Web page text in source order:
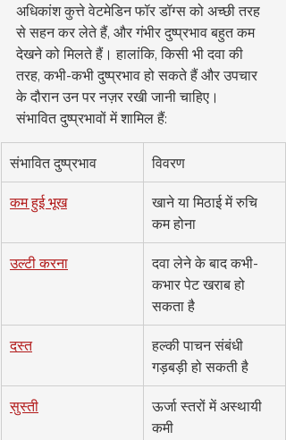
अधिकांश कुत्ते वेटमेडिन फॉर डॉग्स को अच्छी तरह
से सहन कर लेते हैं, और गंभीर दुष्प्रभाव बहुत कम
देखने को मिलते हैं। हालांकि, किसी भी दवा की
तरह, कभी-कभी दुष्प्रभाव हो सकते हैं और उपचार
के दौरान उन पर नज़र रखी जानी चाहिए।
संभावित दुष्प्रभावों में शामिल हैं:
संभावित दुष्प्रभाव विवरण
कम हुई भूख
खाने या मिठाई में रुचि
कम होना
उल्टी करना
दवा लेने के बाद कभी-
कभार पेट खराब हो
सकता है
दस्त
हल्की पाचन संबंधी
गड़बड़ी हो सकती है
सुस्ती
ऊर्जा स्तरों में अस्थायी
कमी